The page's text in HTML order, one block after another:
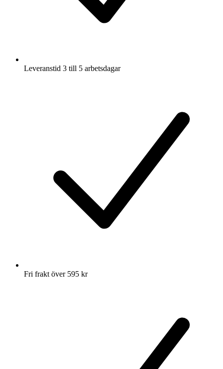
Leveranstid 3 till 5 arbetsdagar
Fri frakt över 595 kr